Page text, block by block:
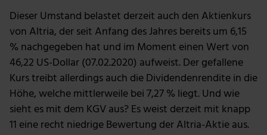
Dieser Umstand belastet derzeit auch den Aktienkurs
von Altria, der seit Anfang des Jahres bereits um 6,15
% nachgegeben hat und im Moment einen Wert von
46,22 US-Dollar (07.02.2020) aufweist. Der gefallene
Kurs treibt allerdings auch die Dividendenrendite in die
Höhe, welche mittlerweile bei 7,27 % liegt. Und wie
sieht es mit dem KGV aus? Es weist derzeit mit knapp
11 eine recht niedrige Bewertung der Altria-Aktie aus.